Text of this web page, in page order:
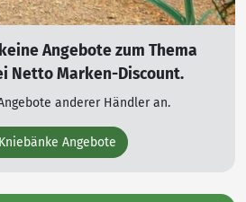
Angebote zum Thema
Netto Marken-Discount.
anderer Händler an.
Angebote